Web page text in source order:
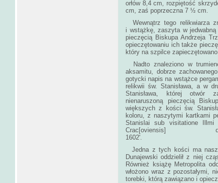
orłów 8,4 cm, rozpiętość
cm, zaś
Wewnątrz tego relikwiarza
i wstążkę, zaszyta w
pieczęcią Biskupa Andrzeja
opieczętowaniu ich także
który na szpilce
Nadto znaleziono w
aksamitu, dobrze
gotycki napis na wstążce
relikwii św. Stanisława, a w
Stanisława, której otwór
nienaruszoną pieczęcią
większych z kości św.
koloru, z naszytymi kartkami
Stanislai sub visitatione
Jedna z tych kości ma
Dunajewski oddzielił z niej
Również książę Metropolita
włożono wraz z pozostałymi,
torebki, którą zawiązano i